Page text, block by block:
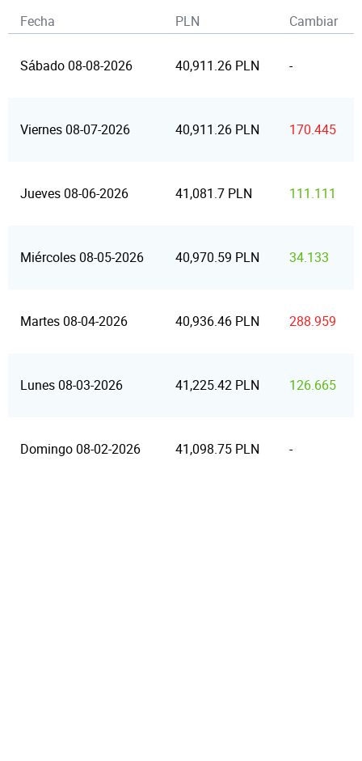
Fecha PLN Cambiar
Sábado 08-08-2026 40,911.26 PLN -
Viernes 08-07-2026 40,911.26 PLN 170.445
Jueves 08-06-2026 41,081.7 PLN 111.111
Miércoles 08-05-2026 40,970.59 PLN 34.133
Martes 08-04-2026 40,936.46 PLN 288.959
Lunes 08-03-2026 41,225.42 PLN 126.665
Domingo 08-02-2026 41,098.75 PLN -